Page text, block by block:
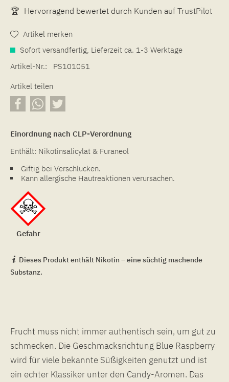
🏆 Hervorragend bewertet durch Kunden auf TrustPilot
Artikel merken
Sofort versandfertig, Lieferzeit ca. 1-3 Werktage
Artikel-Nr.:
PS101051
Artikel teilen
Einordnung nach CLP-Verordnung
Enthält: Nikotinsalicylat & Furaneol
Giftig bei Verschlucken.
Kann allergische Hautreaktionen verursachen.
Gefahr
Dieses Produkt enthält Nikotin – eine süchtig machende
Substanz.
Frucht muss nicht immer authentisch sein, um gut zu
schmecken. Die Geschmacksrichtung Blue Raspberry
wird für viele bekannte Süßigkeiten genutzt und ist
ein echter Klassiker unter den Candy-Aromen. Das